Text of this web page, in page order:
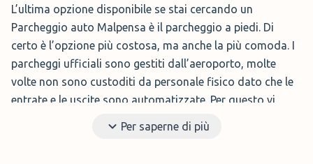
Top Parcheggi Con Valet Malpensa Aeroporto
Colossum Parking: Si tratta di un parcheggio
interamente allo scoperto che offre un servizio di car
valet, potrete quindi dirigervi direttamente in
aeroporto dove troverete un addetto pronto a ritirare
L’ultima opzione disponibile se stai cercando un
Parcheggio auto Malpensa è il parcheggio a piedi. Di
certo è l’opzione più costosa, ma anche la più comoda. I
parcheggi ufficiali sono gestiti dall’aeroporto, molte
volte non sono custoditi da personale fisico dato che le
entrate e le uscite sono automatizzate. Per questo vi
consigliamo di scegliere un parcheggio che non sia
ufficiale, dato che il personale presente per questi ultimi
Per saperne di più